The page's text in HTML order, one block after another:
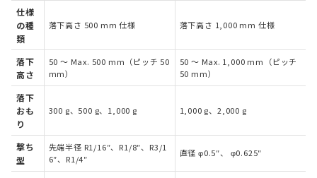
仕様
の種
類
落下高さ 500 mm 仕様 落下高さ 1,000 mm 仕様
落下
高さ
50 ～ Max. 500 mm（ピッチ 50
mm）
50 ～ Max. 1,000 mm（ピッチ
50 mm）
落下
おも
り
300 g、500 g、1,000 g 1,000 g、2,000 g
撃ち
型
先端半径 R1/16″、R1/8″、R3/1
6″、R1/4″
直径 φ0.5″、 φ0.625″